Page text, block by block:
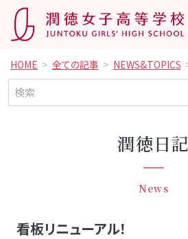
HOME 全ての記事 NEWS&TOPICS
潤徳日記
News
看板リニューアル！